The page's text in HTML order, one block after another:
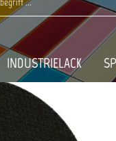
INDUSTRIELACK